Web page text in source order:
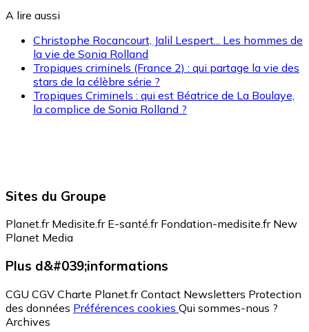
A lire aussi
Christophe Rocancourt, Jalil Lespert... Les hommes de
la vie de Sonia Rolland
Tropiques criminels (France 2) : qui partage la vie des
stars de la célèbre série ?
Tropiques Criminels : qui est Béatrice de La Boulaye,
la complice de Sonia Rolland ?
Sites du Groupe
Planet.fr Medisite.fr E-santé.fr Fondation-medisite.fr New
Planet Media
Plus d&#039;informations
CGU CGV Charte Planet.fr Contact Newsletters Protection
des données Préférences cookies Qui sommes-nous ?
Archives